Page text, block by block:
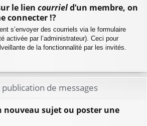
le lien courrield’un membre, on
connecter !?
s’envoyer des courriels via le formulaire
activée par l’administrateur). Ceci pour
de la fonctionnalité par les invités.
de messages
nouveau sujet ou poster une